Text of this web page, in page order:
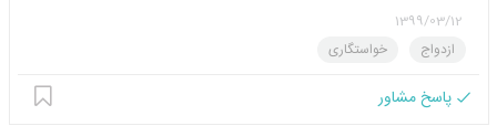
1399/03/12
ازدواج
خواستگاری
پاسخ مشاور